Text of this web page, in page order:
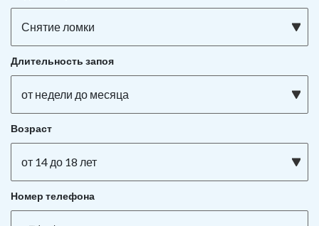
Снятие ломки
Длительность запоя
от недели до месяца
Возраст
от 14 до 18 лет
Номер телефона